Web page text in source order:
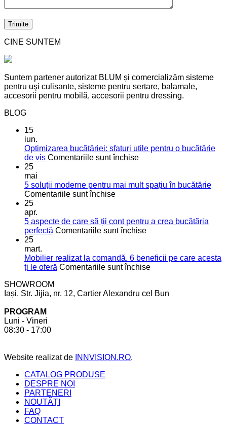
CINE SUNTEM
Suntem partener autorizat BLUM și comercializăm sisteme
pentru uşi culisante, sisteme pentru sertare, balamale,
accesorii pentru mobilă, accesorii pentru dressing.
BLOG
15
iun.
Optimizarea bucătăriei: sfaturi utile pentru o bucătărie
de vis Comentariile sunt închisepentru
sfaturi
bucătărie
de
25
mai
5 soluții moderne pentru mai mult spațiu în bucătărie
Comentariile sunt închisepentru
moderne
pentru
spațiu
în
25
apr.
5 aspecte de care să ții cont pentru a crea bucătăria
perfectă Comentariile sunt închisepentru
de
care
cont
25
mart.
Mobilier realizat la comandă. 6 beneficii pe care acesta
ți le oferă Comentariile sunt închisepentru
la
SHOWROOM
Iași, Str. Jijia, nr. 12, Cartier Alexandru cel Bun
PROGRAM
Luni - Vineri
08:30 - 17:00
Website realizat de INNVISION.RO.
CATALOG PRODUSE
DESPRE NOI
PARTENERI
NOUTĂȚI
FAQ
CONTACT